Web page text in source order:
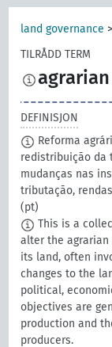
land governance >
TILRÅDD TERM
DEFINISJON
Reforma
redistribuição da
mudanças nas
tributação,
(pt)
This is a
alter the
its land, often
changes to the
political,
objectives are
production and
producers.